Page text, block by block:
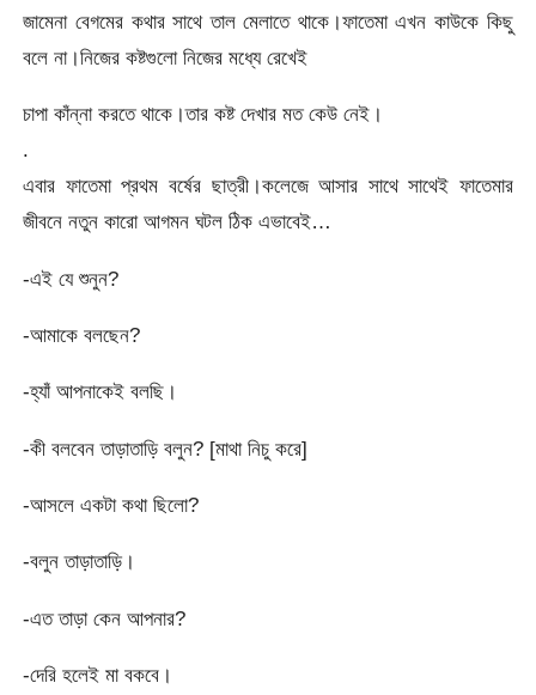
জামেনা বেগমের কথার সাথে তাল মেলাতে থাকে।ফাতেমা এখন কাউকে কিছু
বলে না।নিজের কষ্টগুলো নিজের মধ্যে রেখেই
চাপা কাঁন্না করতে থাকে।তার কষ্ট দেখার মত কেউ নেই।
.
এবার ফাতেমা প্রথম বর্ষের ছাত্রী।কলেজে আসার সাথে সাথেই ফাতেমার
জীবনে নতুন কারো আগমন ঘটল ঠিক এভাবেই…
-এই যে শুনুন?
-আমাকে বলছেন?
-হ্যাঁ আপনাকেই বলছি।
-কী বলবেন তাড়াতাড়ি বলুন? [মাথা নিচু করে]
-আসলে একটা কথা ছিলো?
-বলুন তাড়াতাড়ি।
-এত তাড়া কেন আপনার?
-দেরি হলেই মা বকবে।